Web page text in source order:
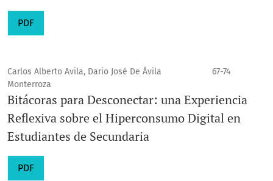
PDF
Carlos Alberto Avila, Dario José De Ávila
Monterroza
67-74
Bitácoras para Desconectar: una Experiencia
Reflexiva sobre el Hiperconsumo Digital en
Estudiantes de Secundaria
PDF